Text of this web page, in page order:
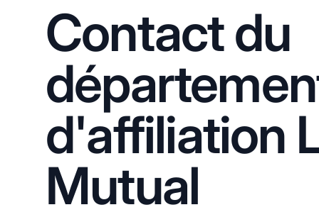
Contact du
d'affiliation
Mutual